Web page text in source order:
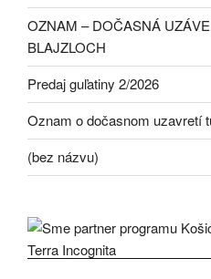
OZNAM – DOČASNÁ
BLAJZLOCH
Predaj guľatiny 2/2026
Oznam o dočasnom uzavretí
(bez názvu)